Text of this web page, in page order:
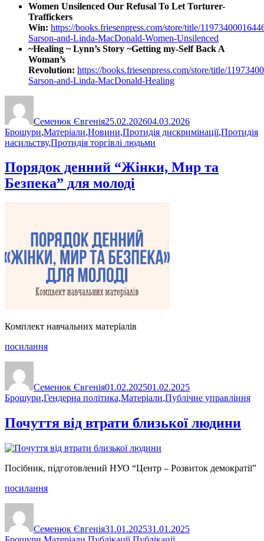
Women Unsilenced Our Refusal To Let Torturer-
Traffickers
Win: https://books.friesenpress.com/store/title/
Sarson-and-Linda-MacDonald-Women-Unsilenced
~Healing ~ Lynn’s Story ~Getting my-Self Back A
Woman’s
Revolution: https://books.friesenpress.com/store/title/
Sarson-and-Linda-MacDonald-Healing
Семенюк Євгенія25.02.202604.03.2026
Брошури,Матеріали,Новини,Протидія дискримінації,Протидія
насильству,Протидія торгівлі людьми
Порядок денний “Жінки, Мир та
Безпека” для молоді
Комплект навчальних матеріалів
посилання
Семенюк Євгенія01.02.202501.02.2025
Брошури,Гендерна політика,Матеріали,Публічне управління
Почуття від втрати близької людини
Посібник, підготовлений НУО “Центр – Розвиток демократії”
посилання
Семенюк Євгенія31.01.202531.01.2025